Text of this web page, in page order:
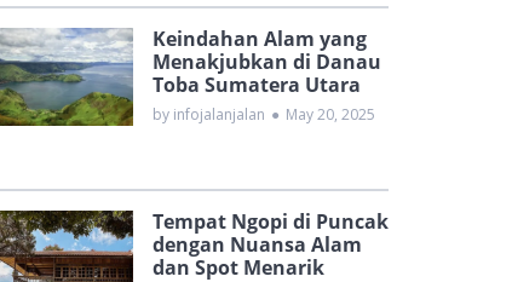
Keindahan Alam yang
Menakjubkan di Danau
Toba Sumatera Utara
by infojalanjalan ● May 20, 2025
Tempat Ngopi di Puncak
dengan Nuansa Alam
dan Spot Menarik